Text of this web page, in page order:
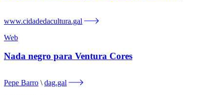
www.cidadedacultura.gal
Web
Nada negro para Ventura Cores
Pepe Barro
dag.gal